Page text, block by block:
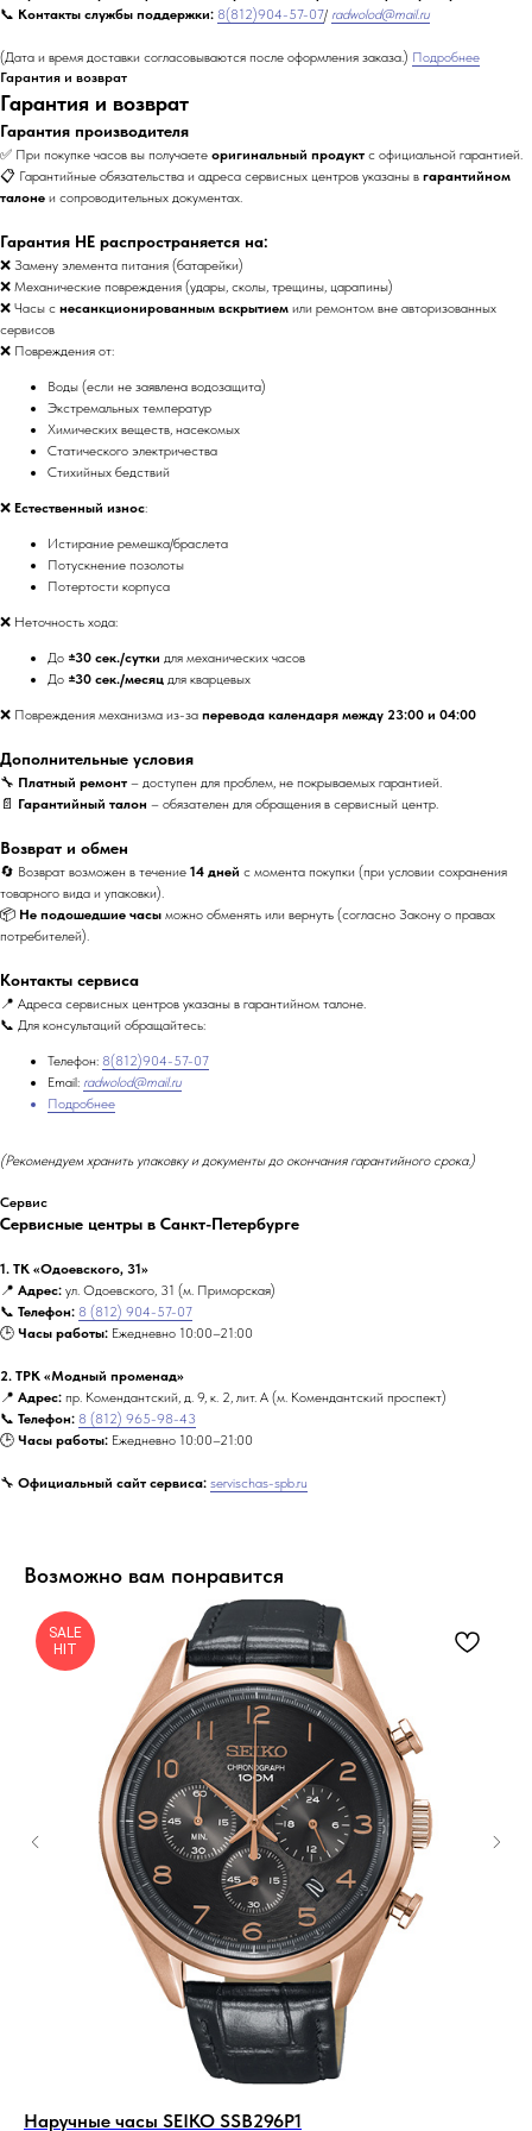
📞 Контакты службы поддержки: 8(812)904-57-07/ radwolod@mail.ru
(Дата и время доставки согласовываются после оформления заказа.) Подробнее
Гарантия и возврат
Гарантия и возврат
Гарантия производителя
✅ При покупке часов вы получаете оригинальный продукт с официальной гарантией.
📋 Гарантийные обязательства и адреса сервисных центров указаны в гарантийном
талоне и сопроводительных документах.
Гарантия НЕ распространяется на:
❌ Замену элемента питания (батарейки)
❌ Механические повреждения (удары, сколы, трещины, царапины)
❌ Часы с несанкционированным вскрытием или ремонтом вне авторизованных
сервисов
❌ Повреждения от:
Воды (если не заявлена водозащита)
Экстремальных температур
Химических веществ, насекомых
Статического электричества
Стихийных бедствий
❌ Естественный износ:
Истирание ремешка/браслета
Потускнение позолоты
Потертости корпуса
❌ Неточность хода:
До ±30 сек./сутки для механических часов
До ±30 сек./месяц для кварцевых
❌ Повреждения механизма из-за перевода календаря между 23:00 и 04:00
Дополнительные условия
🔧 Платный ремонт – доступен для проблем, не покрываемых гарантией.
📄 Гарантийный талон – обязателен для обращения в сервисный центр.
Возврат и обмен
🔄 Возврат возможен в течение 14 дней с момента покупки (при условии сохранения
товарного вида и упаковки).
📦 Не подошедшие часы можно обменять или вернуть (согласно Закону о правах
потребителей).
Контакты сервиса
📍 Адреса сервисных центров указаны в гарантийном талоне.
📞 Для консультаций обращайтесь:
Телефон: 8(812)904-57-07
Email: radwolod@mail.ru
Подробнее
(Рекомендуем хранить упаковку и документы до окончания гарантийного срока.)
Сервис
Сервисные центры в Санкт-Петербурге
1. ТК «Одоевского, 31»
📍 Адрес: ул. Одоевского, 31 (м. Приморская)
📞 Телефон: 8 (812) 904-57-07
🕒 Часы работы: Ежедневно 10:00–21:00
2. ТРК «Модный променад»
📍 Адрес: пр. Комендантский, д. 9, к. 2, лит. А (м. Комендантский проспект)
📞 Телефон: 8 (812) 965-98-43
🕒 Часы работы: Ежедневно 10:00–21:00
🔧 Официальный сайт сервиса: servischas-spb.ru
Возможно вам понравится
SALE
HIT
Наручные часы SEIKO SSB296P1